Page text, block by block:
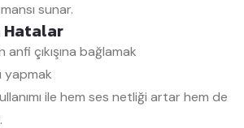
sunar.
Hatalar
çıkışına bağlamak
yapmak
ile hem ses netliği artar hem de